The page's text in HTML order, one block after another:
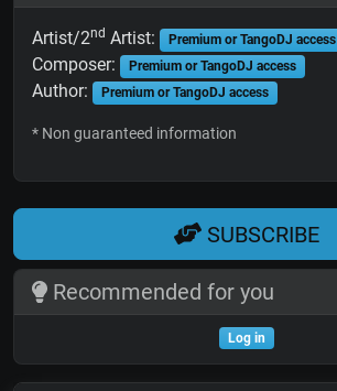
Artist/2nd Artist: Premium or TangoDJ access
Composer: Premium or TangoDJ access
Author: Premium or TangoDJ access
* Non guaranteed information
SUBSCRIBE
Recommended for you
Log in